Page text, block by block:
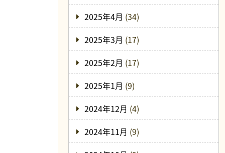
2025年4月 (34)
2025年3月 (17)
2025年2月 (17)
2025年1月 (9)
2024年12月 (4)
2024年11月 (9)